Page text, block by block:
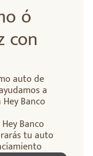
ó
con
auto de
a
Banco
Banco
tu auto